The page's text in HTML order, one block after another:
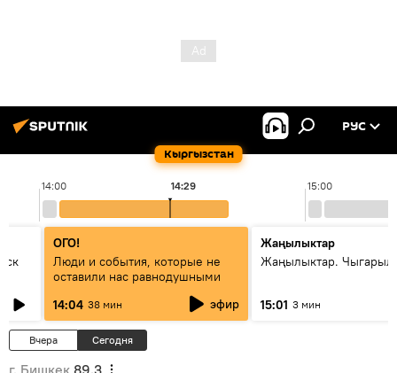
Кыргызстан
РУС
14:00 15:00
14:29
ОГО!
Люди и события, которые не
оставили нас равнодушными
14:04 38 мин эфир
Жаңылыктар
Жаңылыктар.
15:01 3 мин
Вчера Сегодня
г. Бишкек 89.3